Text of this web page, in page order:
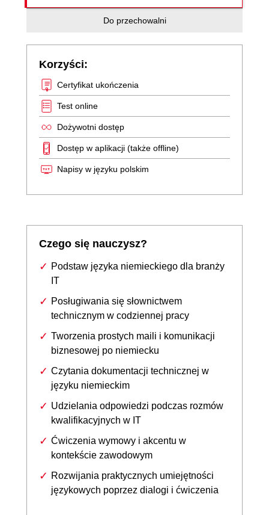
Do przechowalni
Korzyści:
Certyfikat ukończenia
Test online
Dożywotni dostęp
Dostęp w aplikacji (także offline)
Napisy w języku polskim
Czego się nauczysz?
Podstaw języka niemieckiego dla branży
IT
Posługiwania się słownictwem
technicznym w codziennej pracy
Tworzenia prostych maili i komunikacji
biznesowej po niemiecku
Czytania dokumentacji technicznej w
języku niemieckim
Udzielania odpowiedzi podczas rozmów
kwalifikacyjnych w IT
Ćwiczenia wymowy i akcentu w
kontekście zawodowym
Rozwijania praktycznych umiejętności
językowych poprzez dialogi i ćwiczenia